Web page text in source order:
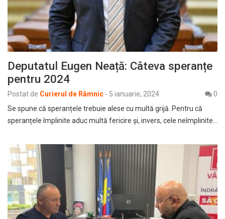
Deputatul Eugen Neață: Câteva speranțe
pentru 2024
Postat de Curierul de Râmnic - 5 ianuarie, 2024
0
Se spune că speranțele trebuie alese cu multă grijă. Pentru că
speranțele împlinite aduc multă fericire și, invers, cele neîmplinite…